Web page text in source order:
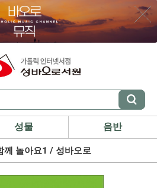
성물 음반
께 놀아요1 / 성바오로